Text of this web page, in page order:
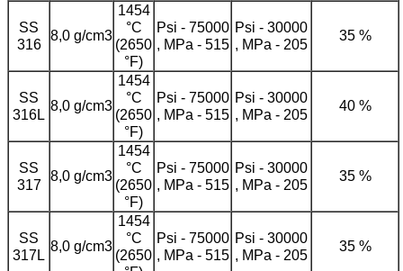
SS
316
8,0 g/cm3
1454
°C
(2650
°F)
Psi - 75000
, MPa - 515
Psi - 30000
, MPa - 205
35 %
SS
316L
8,0 g/cm3
1454
°C
(2650
°F)
Psi - 75000
, MPa - 515
Psi - 30000
, MPa - 205
40 %
SS
317
8,0 g/cm3
1454
°C
(2650
°F)
Psi - 75000
, MPa - 515
Psi - 30000
, MPa - 205
35 %
SS
317L
8,0 g/cm3
1454
°C
(2650
Psi - 75000
, MPa - 515
Psi - 30000
, MPa - 205
35 %